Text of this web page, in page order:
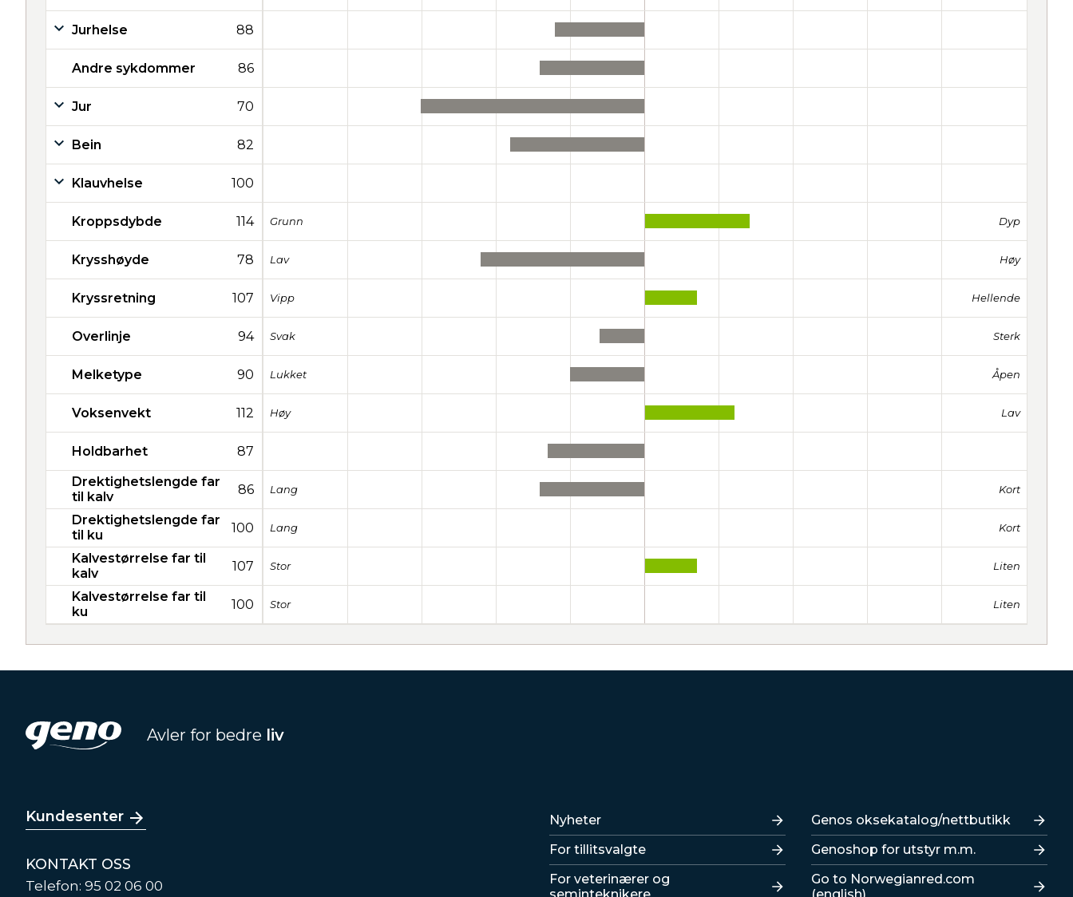
Jurhelse 88
Andre sykdommer 86
Jur 70
Bein 82
Klauvhelse 100
Kroppsdybde 114 Grunn Dyp
Krysshøyde 78 Lav Høy
Kryssretning 107 Vipp Hellende
Overlinje 94 Svak Sterk
Melketype 90 Lukket Åpen
Voksenvekt 112 Høy Lav
Holdbarhet 87
Drektighetslengde far
til kalv
86 Lang Kort
Drektighetslengde far
til ku
100 Lang Kort
Kalvestørrelse far til
kalv
107 Stor Liten
Kalvestørrelse far til
ku
100 Stor Liten
Avler for bedre liv
Kundesenter
KONTAKT OSS
Telefon: 95 02 06 00
Lenker
Nyheter
For tillitsvalgte
For veterinærer og
seminteknikere
Lenker
Genos oksekatalog/nettbutikk
Genoshop for utstyr m.m.
Go to Norwegianred.com
(english)